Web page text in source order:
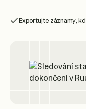
Exportujte záznamy,